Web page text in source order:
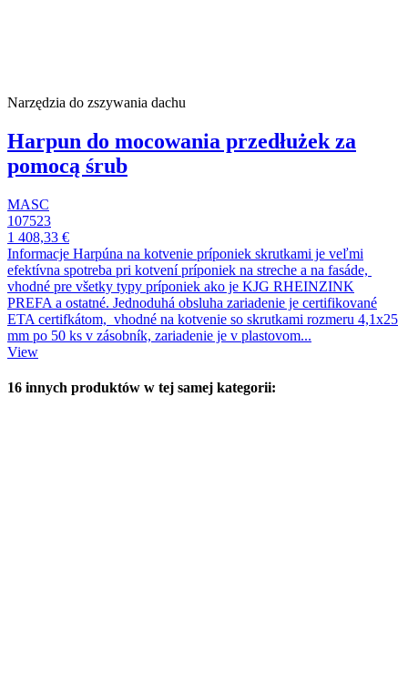
Narzędzia do zszywania dachu
Harpun do mocowania przedłużek za
pomocą śrub
MASC
107523
1 408,33 €
Informacje Harpúna na kotvenie príponiek skrutkami je veľmi
efektívna spotreba pri kotvení príponiek na streche a na fasáde,
vhodné pre všetky typy príponiek ako je KJG RHEINZINK
PREFA a ostatné. Jednoduhá obsluha zariadenie je certifikované
ETA certifkátom, vhodné na kotvenie so skrutkami rozmeru 4,1x25
mm po 50 ks v zásobník, zariadenie je v plastovom...
View
16 innych produktów w tej samej kategorii: